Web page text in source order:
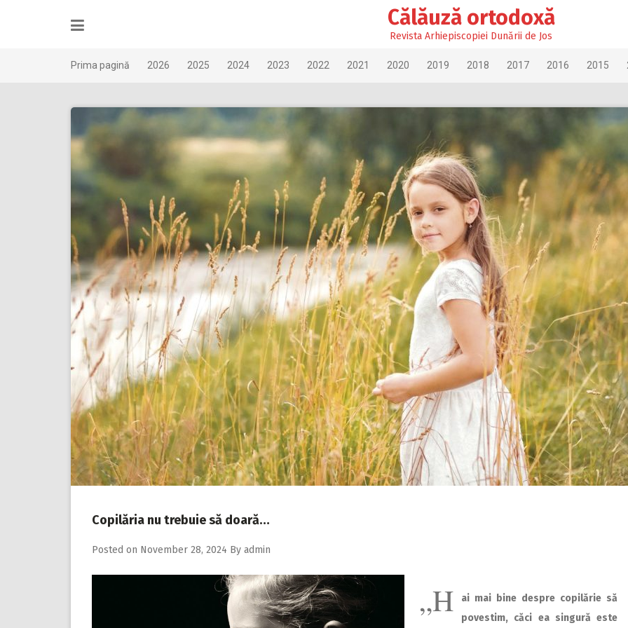
Călăuză ortodoxă
Revista Arhiepiscopiei Dunării de Jos
Prima pagină 2026 2025 2024 2023 2022 2021 2020 2019 2018 2017 2016 2015
Copilăria nu trebuie să doară…
Posted on November 28, 2024 By admin
„H
ai mai bine despre copilărie să
povestim, căci ea singură este